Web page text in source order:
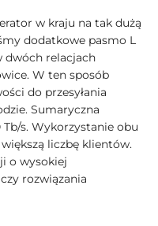
w kraju na tak dużą
dodatkowe pasmo L
dwóch relacjach
W ten sposób
do przesyłania
Sumaryczna
s. Wykorzystanie obu
liczbę klientów.
o wysokiej
rozwiązania